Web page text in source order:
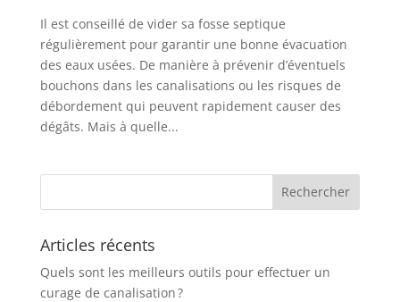
Il est conseillé de vider sa fosse septique
régulièrement pour garantir une bonne évacuation
des eaux usées. De manière à prévenir d’éventuels
bouchons dans les canalisations ou les risques de
débordement qui peuvent rapidement causer des
dégâts. Mais à quelle...
Articles récents
Quels sont les meilleurs outils pour effectuer un
curage de canalisation ?